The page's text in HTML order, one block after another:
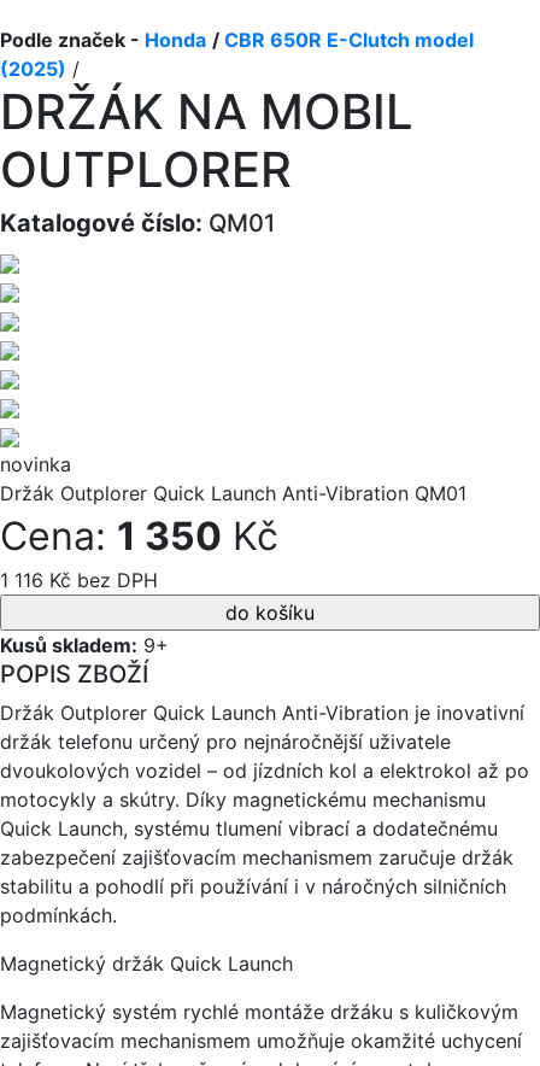
Podle značek - Honda / CBR 650R E-Clutch model
(2025) /
DRŽÁK NA MOBIL
OUTPLORER
Katalogové číslo: QM01
novinka
Držák Outplorer Quick Launch Anti-Vibration QM01
Cena: 1 350 Kč
1 116 Kč bez DPH
Kusů skladem: 9+
POPIS ZBOŽÍ
Držák Outplorer Quick Launch Anti-Vibration je inovativní
držák telefonu určený pro nejnáročnější uživatele
dvoukolových vozidel – od jízdních kol a elektrokol až po
motocykly a skútry. Díky magnetickému mechanismu
Quick Launch, systému tlumení vibrací a dodatečnému
zabezpečení zajišťovacím mechanismem zaručuje držák
stabilitu a pohodlí při používání i v náročných silničních
podmínkách.
Magnetický držák Quick Launch
Magnetický systém rychlé montáže držáku s kuličkovým
zajišťovacím mechanismem umožňuje okamžité uchycení